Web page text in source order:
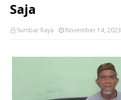
Saja
Sumbar Raya November 14, 2023